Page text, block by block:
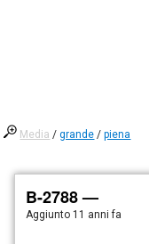
Media /grande /piena
B-2788 —
Aggiunto 11 anni fa